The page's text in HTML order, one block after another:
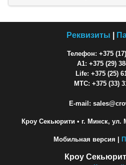
Реквизиты
Телефон: +375
A1: +375 (29)
Life: +375 (25)
МТС: +375 (33)
E-mail:
Кроу Секьюрити • г. Минск, ул.
Мобильная версия |
Кроу